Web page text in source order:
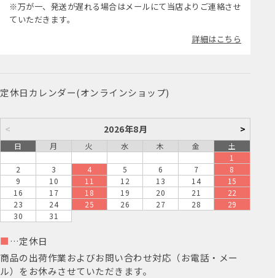
※万が一、発送が遅れる場合はメールにて当店よりご連絡させ
ていただきます。
詳細はこちら
定休日カレンダー(オンラインショップ)
< 2026年8月 >
日 月 火 水 木 金
土
1
2
3 4 5 6 7
8
9
10 11 12 13 14
15
16
17 18 19 20 21
22
23
24 25 26 27 28
29
30
31
■ …定休日
商品の出荷作業およびお問い合わせ対応（お電話・メー
ル）をお休みさせていただきます。